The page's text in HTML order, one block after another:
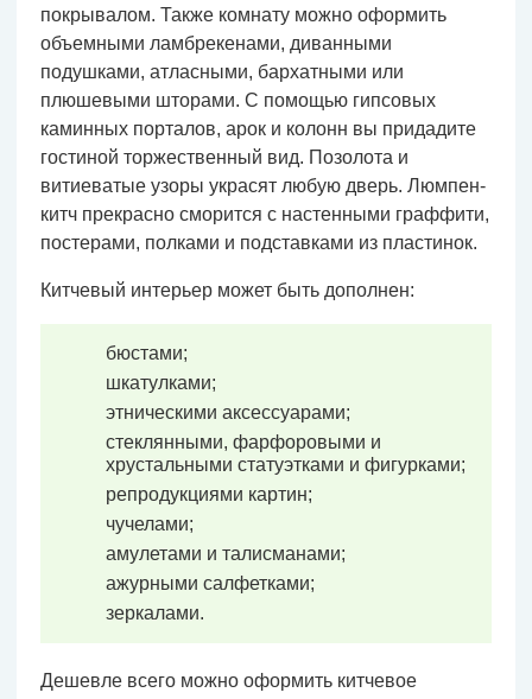
покрывалом. Также комнату можно оформить
объемными ламбрекенами, диванными
подушками, атласными, бархатными или
плюшевыми шторами. С помощью гипсовых
каминных порталов, арок и колонн вы придадите
гостиной торжественный вид. Позолота и
витиеватые узоры украсят любую дверь. Люмпен-
китч прекрасно сморится с настенными граффити,
постерами, полками и подставками из пластинок.
Китчевый интерьер может быть дополнен:
бюстами;
шкатулками;
этническими аксессуарами;
стеклянными, фарфоровыми и
хрустальными статуэтками и фигурками;
репродукциями картин;
чучелами;
амулетами и талисманами;
ажурными салфетками;
зеркалами.
Дешевле всего можно оформить китчевое